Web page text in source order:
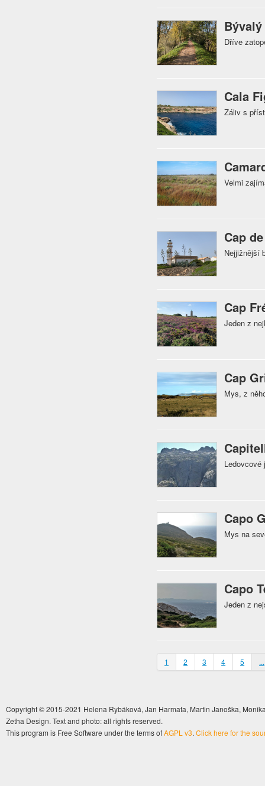
Dříve
Cala
Záliv s
Velmi
Cap
Nejjižnější
Cap
Jeden z
Cap
Mys, z
Ledovcové
Capo
Mys na
Capo
Jeden z
1 2 3 4 5 ...
Copyright © 2015-2021 Helena Rybáková, Jan Harmata, Martin Janoška,
Zetha Design. Text and photo: all rights reserved.
This program is Free Software under the terms ofAGPL v3. Click here for the